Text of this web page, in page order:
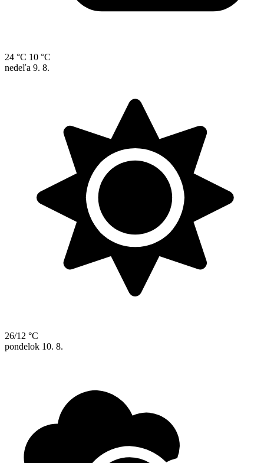
24 °C 10 °C
nedeľa 9. 8.
26/12 °C
pondelok 10. 8.